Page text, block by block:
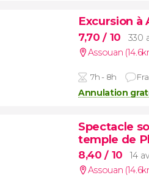
Excursion à
7,70/ 10
330
Assouan
7h - 8h
Annulation
Spectacle
temple de
8,40/ 10
14
Assouan